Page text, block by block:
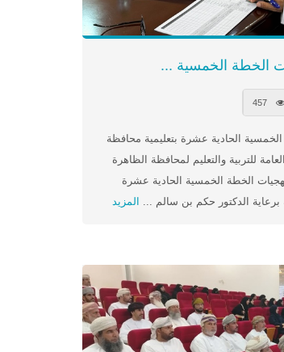
الخطة الخمسية ...
الحادية عشرة بتعليمية محافظة
للتربية والتعليم لمحافظة الظاهرة
الخطة الخمسية الحادية عشرة
المزيد